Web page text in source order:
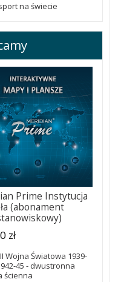
na świecie
Prime Instytucja
(abonament
zł
Wojna Światowa 1939-
45 - dwustronna
ścienna